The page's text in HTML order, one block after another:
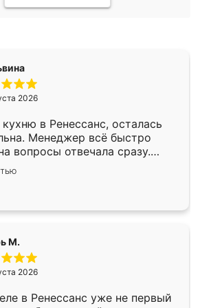
2026
в Ренессанс, осталась
Менеджер всё быстро
вопросы отвечала сразу.
в субботу, подошёл к
ответственностью. Собрали
работали аккуратно, даже
М.
2026
в Ренессанс уже не первый